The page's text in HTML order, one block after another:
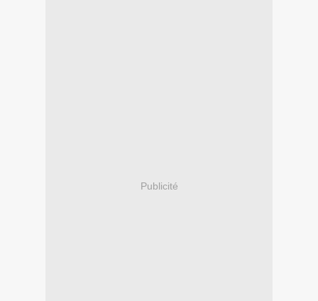
Publicité